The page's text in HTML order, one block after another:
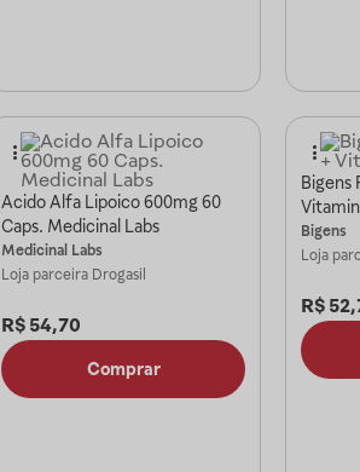
Acido Alfa Lipoico 600mg 60
Caps. Medicinal Labs
Medicinal Labs
Loja parceira Drogasil
R$ 54,70
Comprar
Bigens
Bigens
Loja
R$